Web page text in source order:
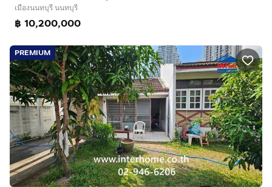
เมืองนนทบุรี นนทบุรี
฿ 10,200,000
PREMIUM